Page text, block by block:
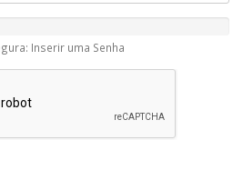
Inserir uma Senha